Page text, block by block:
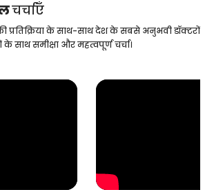
चर्चाएँ
प्रतिक्रिया के साथ-साथ देश के सबसे अनुभवी डॉक्टरों
के साथ समीक्षा और महत्वपूर्ण चर्चा।